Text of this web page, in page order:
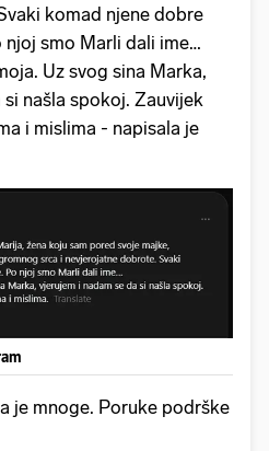
komad njene dobre
njoj smo Marli dali ime…
Uz svog sina Marka,
našla spokoj. Zauvijek
i mislima - napisala je
je mnoge. Poruke podrške